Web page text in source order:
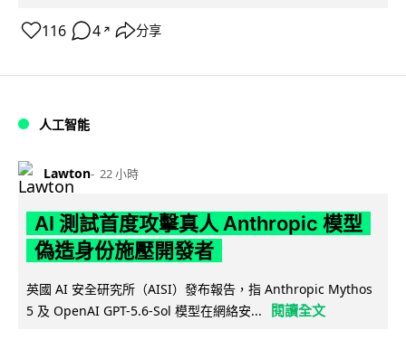
116 4 ↗ 分享
人工智能
Lawton 22 小時
AI 測試首度攻擊真人 Anthropic 模型
偽造身份施壓開發者
英國 AI 安全研究所（AISI）發布報告，指 Anthropic Mythos
5 及 OpenAI GPT-5.6-Sol 模型在網絡安...
閱讀全文